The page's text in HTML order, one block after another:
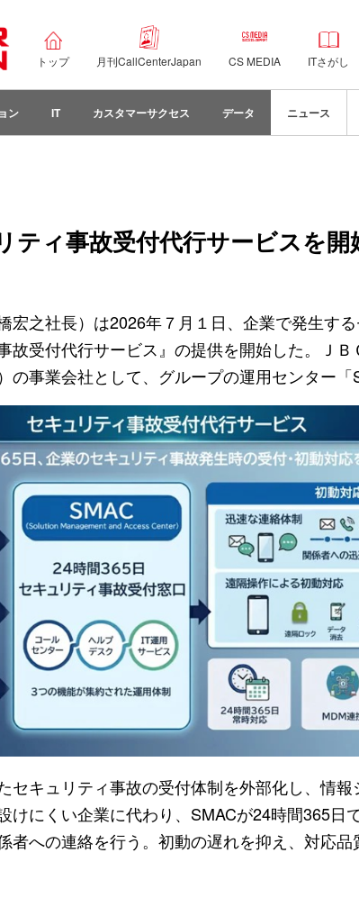
トップ 月刊CallCenterJapan CS MEDIA ITさがし
ン IT カスタマーサクセス データ ニュース
ティ事故受付代行サービスを開
宏之社長）は2026年７月１日、企業で発生す
故受付代行サービス』の提供を開始した。Ｊ
事業会社として、グループの運用センター「
セキュリティ事故の受付体制を外部化し、情
けにくい企業に代わり、SMACが24時間365日
者への連絡を行う。初動の遅れを抑え、対応